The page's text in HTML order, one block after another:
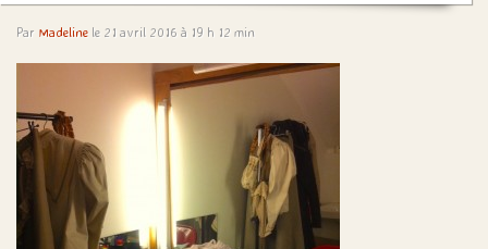
Par Madeline le 21 avril 2016 à 19 h 12 min